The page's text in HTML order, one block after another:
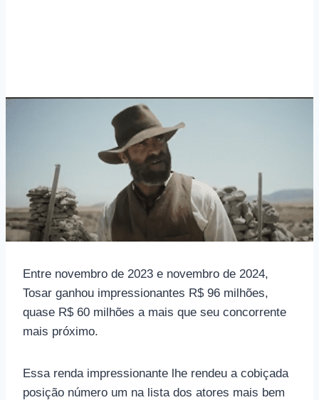
Entre novembro de 2023 e novembro de 2024,
Tosar ganhou impressionantes R$ 96 milhões,
quase R$ 60 milhões a mais que seu concorrente
mais próximo.
Essa renda impressionante lhe rendeu a cobiçada
posição número um na lista dos atores mais bem